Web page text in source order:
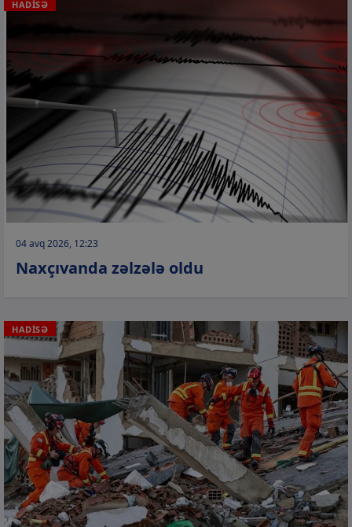
HADİSƏ
04 avq 2026, 12:23
Naxçıvanda zəlzələ oldu
HADİSƏ